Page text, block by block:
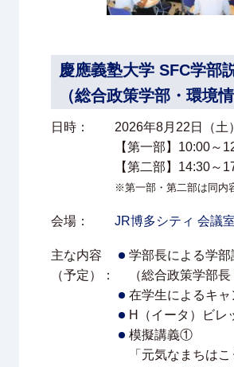
慶應義塾大学 SFC学部
（総合政策学部・環境
日時：
2026年8月22日（土）
【第一部】10:00～
【第二部】14:30～
※第一部・第二部は同内
会場： JR博多シティ 会議
主な内容
（予定）：
学部長による学部
（総合政策学部
在学生によるキ
H（イータ）ビレ
模擬講義①
「元気なまちはこ